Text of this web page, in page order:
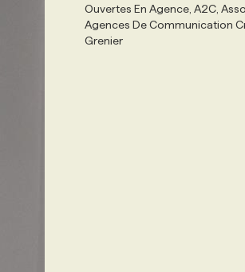
Ouvertes En Agence, A2C,
Agences De Communication
Grenier